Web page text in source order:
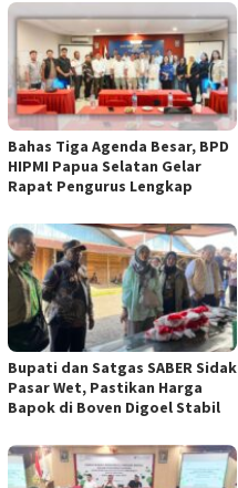
Bahas Tiga Agenda Besar, BPD
HIPMI Papua Selatan Gelar
Rapat Pengurus Lengkap
Bupati dan Satgas SABER Sidak
Pasar Wet, Pastikan Harga
Bapok di Boven Digoel Stabil